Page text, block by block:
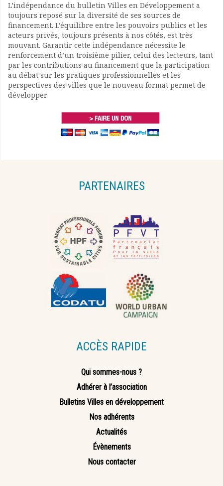
L’indépendance du bulletin Villes en Développement a
toujours reposé sur la diversité de ses sources de
financement. L’équilibre entre les pouvoirs publics et les
acteurs privés, toujours présents à nos côtés, est très
mouvant. Garantir cette indépendance nécessite le
renforcement d’un troisième pilier, celui des lecteurs, tant
par les contributions au financement que la participation
au débat sur les pratiques professionnelles et les
perspectives des villes que le nouveau format permet de
développer.
PARTENAIRES
ACCÈS RAPIDE
Qui sommes-nous ?
Adhérer à l’association
Bulletins Villes en développement
Nos adhérents
Actualités
Évènements
Nous contacter